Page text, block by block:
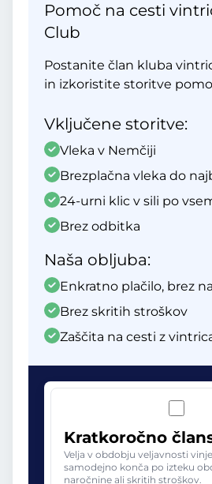
Pomoč na cesti
Club
Postanite član kluba
in izkoristite storitve
Vključene storitve:
Vleka v Nemčiji
Brezplačna vleka do
24-urni klic v sili po
Brez odbitka
Naša obljuba:
Enkratno plačilo, brez
Brez skritih stroškov
Zaščita na cesti z
Kratkoročno
Velja v obdobju veljavnosti
samodejno konča po izteku
naročnine ali skritih stroškov.